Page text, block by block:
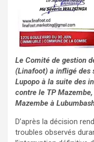
Le Comité de gestion
(Linafoot) a infligé des
Lupopo à la suite des
contre le TP
Mazembe à
D’après la décision
troubles observés